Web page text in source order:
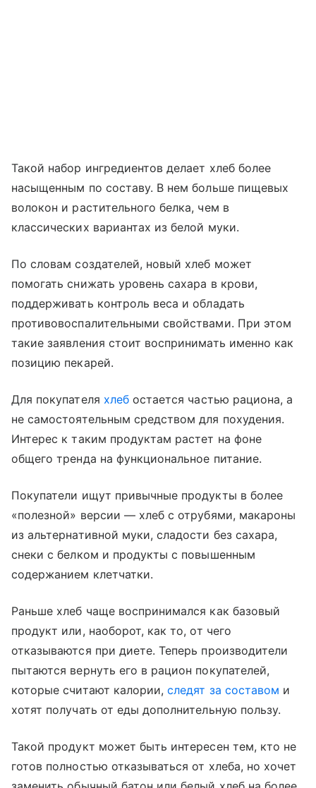
Такой набор ингредиентов делает хлеб более
насыщенным по составу. В нем больше пищевых
волокон и растительного белка, чем в
классических вариантах из белой муки.
По словам создателей, новый хлеб может
помогать снижать уровень сахара в крови,
поддерживать контроль веса и обладать
противовоспалительными свойствами. При этом
такие заявления стоит воспринимать именно как
позицию пекарей.
Для покупателя хлебостается частью рациона, а
не самостоятельным средством для похудения.
Интерес к таким продуктам растет на фоне
общего тренда на функциональное питание.
Покупатели ищут привычные продукты в более
«полезной» версии — хлеб с отрубями, макароны
из альтернативной муки, сладости без сахара,
снеки с белком и продукты с повышенным
содержанием клетчатки.
Раньше хлеб чаще воспринимался как базовый
продукт или, наоборот, как то, от чего
отказываются при диете. Теперь производители
пытаются вернуть его в рацион покупателей,
которые считают калории,следят за составом и
хотят получать от еды дополнительную пользу.
Такой продукт может быть интересен тем, кто не
готов полностью отказываться от хлеба, но хочет